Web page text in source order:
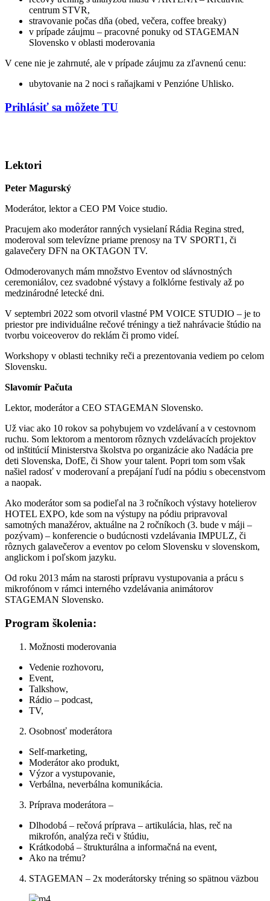
centrum STVR,
stravovanie počas dňa (obed, večera, coffee breaky)
v prípade záujmu – pracovné ponuky od STAGEMAN
Slovensko v oblasti moderovania
V cene nie je zahrnuté, ale v prípade záujmu za zľavnenú cenu:
ubytovanie na 2 noci s raňajkami v Penzióne Uhlisko.
Prihlásiť sa môžete TU
Lektori
Peter Magurský
Moderátor, lektor a CEO PM Voice studio.
Pracujem ako moderátor ranných vysielaní Rádia Regina stred,
moderoval som televízne priame prenosy na TV SPORT1, či
galavečery DFN na OKTAGON TV.
Odmoderovanych mám množstvo Eventov od slávnostných
ceremoniálov, cez svadobné výstavy a folklórne festivaly až po
medzinárodné letecké dni.
V septembri 2022 som otvoril vlastné PM VOICE STUDIO – je to
priestor pre individuálne rečové tréningy a tiež nahrávacie štúdio na
tvorbu voiceoverov do reklám či promo videí.
Workshopy v oblasti techniky reči a prezentovania vediem po celom
Slovensku.
Slavomír Pačuta
Lektor, moderátor a CEO STAGEMAN Slovensko.
Už viac ako 10 rokov sa pohybujem vo vzdelávaní a v cestovnom
ruchu. Som lektorom a mentorom rôznych vzdelávacích projektov
od inštitúcií Ministerstva školstva po organizácie ako Nadácia pre
deti Slovenska, DofE, či Show your talent. Popri tom som však
našiel radosť v moderovaní a prepájaní ľudí na pódiu s obecenstvom
a naopak.
Ako moderátor som sa podieľal na 3 ročníkoch výstavy hotelierov
HOTEL EXPO, kde som na výstupy na pódiu pripravoval
samotných manažérov, aktuálne na 2 ročníkoch (3. bude v máji –
pozývam) – konferencie o budúcnosti vzdelávania IMPULZ, či
rôznych galavečerov a eventov po celom Slovensku v slovenskom,
anglickom i poľskom jazyku.
Od roku 2013 mám na starosti prípravu vystupovania a prácu s
mikrofónom v rámci interného vzdelávania animátorov
STAGEMAN Slovensko.
Program školenia:
Možnosti moderovania
Vedenie rozhovoru,
Event,
Talkshow,
Rádio – podcast,
TV,
Osobnosť moderátora
Self-marketing,
Moderátor ako produkt,
Výzor a vystupovanie,
Verbálna, neverbálna komunikácia.
Príprava moderátora –
Dlhodobá – rečová príprava – artikulácia, hlas, reč na
mikrofón, analýza reči v štúdiu,
Krátkodobá – štrukturálna a informačná na event,
Ako na trému?
STAGEMAN – 2x moderátorsky tréning so spätnou väzbou